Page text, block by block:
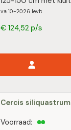
va.10-2026 levb.
€ 124,52 p/s
Cercis siliquastrum
Voorraad: